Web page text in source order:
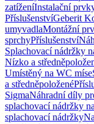
zatíženíInstalační
PříslušenstvíGeberit
umyvadlaMontážní
sprchyPříslušenství
Splachovací nádržky
Nízko a
Umístěný na WC míse
a středněpoložené
SigmaNáhradní díly
splachovací nádržky
splachovací nádržky